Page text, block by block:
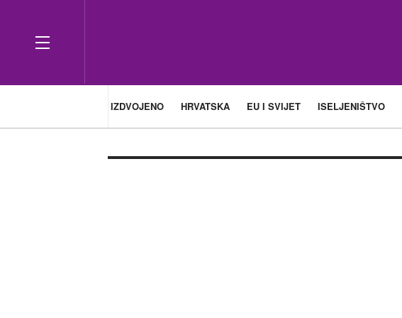
IZDVOJENO HRVATSKA EU I SVIJET ISELJENIŠTVO